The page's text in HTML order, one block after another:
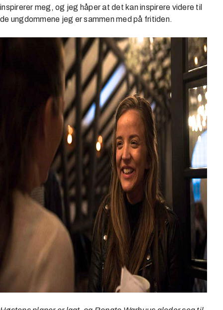
inspirerer meg, og jeg håper at det kan inspirere videre til
de ungdommene jeg er sammen med på fritiden.